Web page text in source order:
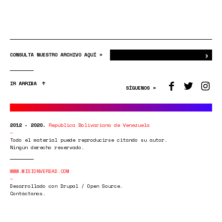
CONSULTA NUESTRO ARCHIVO AQUÍ > ›
IR ARRIBA
SÍGUENOS >
2012 - 2020. República Bolivariana de Venezuela
Todo el material puede reproducirse citando su autor.
Ningún derecho reservado.
WWW.MISIONVERDAD.COM
Desarrollado con Drupal / Open Source.
Contáctanos.